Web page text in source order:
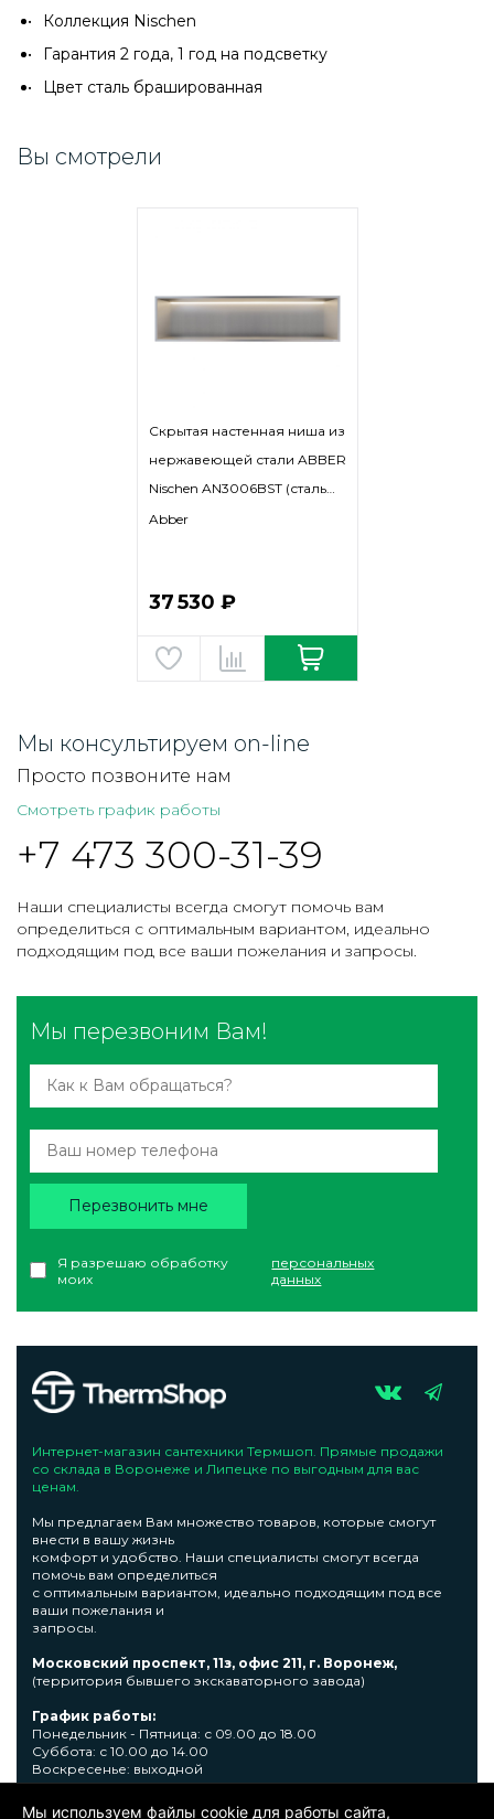
Коллекция Nischen
Гарантия 2 года, 1 год на подсветку
Цвет сталь брашированная
Вы смотрели
Скрытая настенная ниша из
нержавеющей стали ABBER
Nischen AN3006BST (сталь
брашированная) LED
Abber
37 530 ₽
Мы консультируем on-line
Просто позвоните нам
Смотреть график работы
+7 473 300-31-39
Наши специалисты всегда смогут помочь вам
определиться с оптимальным вариантом, идеально
подходящим под все ваши пожелания и запросы.
Мы перезвоним Вам!
Я разрешаю обработку
моих
персональных
данных
Перезвонить мне
Интернет-магазин сантехники Термшоп. Прямые продажи
со склада в Воронеже и Липецке по выгодным для вас
ценам.
Мы предлагаем Вам множество товаров, которые смогут
внести в вашу жизнь
комфорт и удобство. Наши специалисты смогут всегда
помочь вам определиться
с оптимальным вариантом, идеально подходящим под все
ваши пожелания и
запросы.
Московский проспект, 11з, офис 211, г. Воронеж,
(территория бывшего экскаваторного завода)
График работы:
Понедельник - Пятница: с 09.00 до 18.00
Суббота: с 10.00 до 14.00
Воскресенье: выходной
Узнать подробную информациювы сможете по телефону +7
Мы используем файлы cookie для работы сайта,